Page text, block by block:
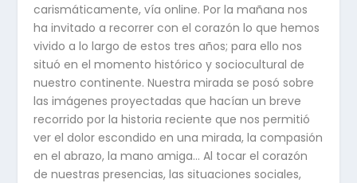
carismáticamente, vía online. Por la mañana nos
ha invitado a recorrer con el corazón lo que hemos
vivido a lo largo de estos tres años; para ello nos
situó en el momento histórico y sociocultural de
nuestro continente. Nuestra mirada se posó sobre
las imágenes proyectadas que hacían un breve
recorrido por la historia reciente que nos permitió
ver el dolor escondido en una mirada, la compasión
en el abrazo, la mano amiga… Al tocar el corazón
de nuestras presencias, las situaciones sociales,